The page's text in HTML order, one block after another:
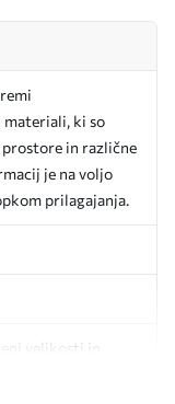
ki so
in različne
je na voljo
prilagajanja.
velikosti in